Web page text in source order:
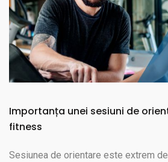
Importanța unei sesiuni de
fitness
Sesiunea de orientare este extrem